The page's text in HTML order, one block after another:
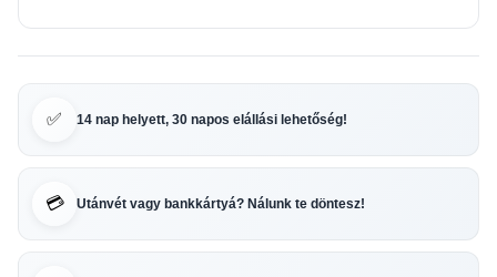
✅ 14 nap helyett, 30 napos elállási lehetőség!
💳 Utánvét vagy bankkártyá? Nálunk te döntesz!